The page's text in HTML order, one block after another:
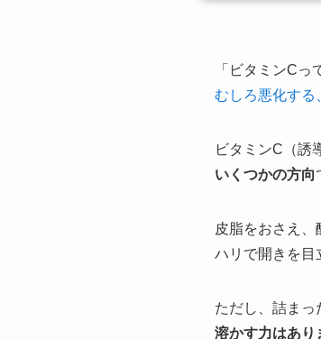
「ビタミンCっ
むしろ悪化する
ビタミンC（誘
いくつかの方向
皮脂をおさえ、
ハリで開きを目
ただし、詰まっ
溶かす力はあり